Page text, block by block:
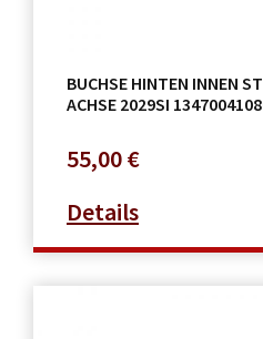
BUCHSE HINTEN INNEN
ACHSE 2029SI
55,00€
Details